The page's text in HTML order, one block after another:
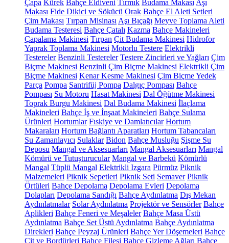
Çapa Kürek Bahçe Eldiveni Tırmık Budama Makası Aşı
Makası Fide Dikici ve Sökücü Orak Bahçe El Aleti Setleri
Çim Makası Tırpan Misinası Aşı Bıçağı Meyve Toplama Aleti
Budama Testeresi Bahçe Çatalı Kazma Bahçe Makineleri
Çapalama Makinesi Tırpan Çit Budama Makinesi Hidrofor
Yaprak Toplama Makinesi Motorlu Testere Elektrikli
Testereler Benzinli Testereler Testere Zincirleri ve Yağları Çim
Biçme Makinesi Benzinli Çim Biçme Makinesi Elektrikli Çim
Biçme Makinesi Kenar Kesme Makinesi Çim Biçme Yedek
Parça Pompa Santrifüj Pompa Dalgıç Pompası Bahçe
Pompası Su Motoru Hasat Makinesi Dal Öğütme Makinesi
Toprak Burgu Makinesi Dal Budama Makinesi İlaçlama
Makineleri Bahçe İş ve İnşaat Makineleri Bahçe Sulama
Ürünleri Hortumlar Fıskiye ve Damlatıcılar Hortum
Makaraları Hortum Bağlantı Aparatları Hortum Tabancaları
Su Zamanlayıcı Sulaklar Bidon Bahçe Musluğu Şişme Su
Deposu Mangal ve Aksesuarları Mangal Aksesuarları Mangal
Kömürü ve Tutuşturucular Mangal ve Barbekü Kömürlü
Mangal Tüplü Mangal Elektrikli Izgara Pürmüz Piknik
Malzemeleri Piknik Sepetleri Piknik Seti Semaver Piknik
Örtüleri Bahçe Depolama Depolama Evleri Depolama
Dolapları Depolama Sandığı Bahçe Aydınlatma Dış Mekan
Aydınlatmalar Solar Aydınlatma Projektör ve Sensörler Bahçe
Aplikleri Bahçe Feneri ve Meşaleler Bahçe Masa Üstü
Aydınlatma Bahçe Set Üstü Aydınlatma Bahçe Aydınlatma
Direkleri Bahçe Peyzaj Ürünleri Bahçe Yer Döşemeleri Bahçe
Çit ve Bordürleri Bahçe Filesi Bahçe Gizleme Ağları Bahçe